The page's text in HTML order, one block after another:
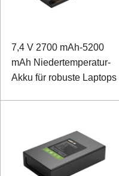
7,4 V 2700 mAh-5200
mAh Niedertemperatur-
Akku für robuste Laptops